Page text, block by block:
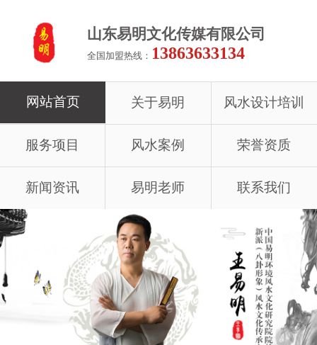
山东易明文化传媒有限公司
全国加盟热线： 13863633134
网站首页 关于易明 风水设计培训
服务项目 风水案例 荣誉资质
新闻资讯 易明老师 联系我们